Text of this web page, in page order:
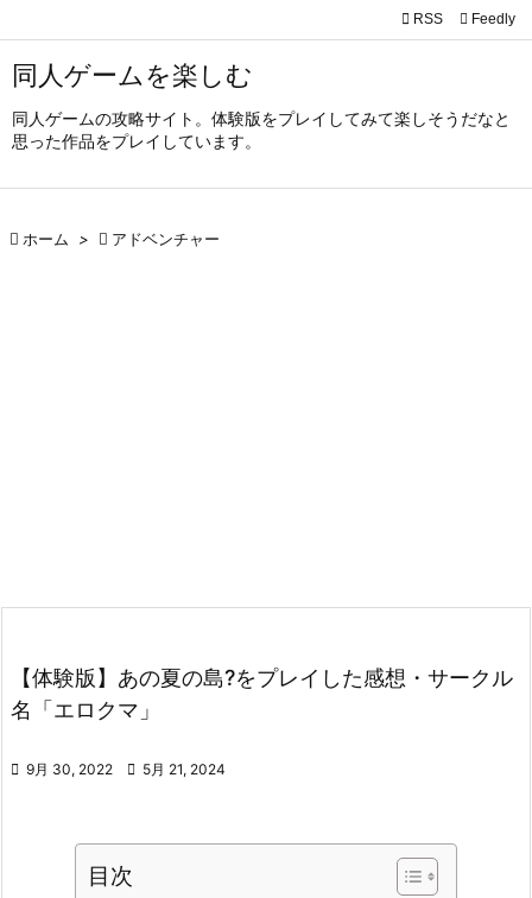
同人ゲームを楽しむ
同人ゲームの攻略サイト。体験版をプレイしてみて楽しそうだなと
思った作品をプレイしています。

サイド
前へ
 RSS Feedly
 ホーム >  アドベンチャー
【体験版】あの夏の島?をプレイした感想・サークル
名「エロクマ」
 9月 30, 2022  5月 21, 2024
目次